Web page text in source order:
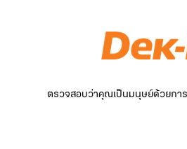
ตรวจสอบว่าคุณเป็นมนุษย์ด้วยการ